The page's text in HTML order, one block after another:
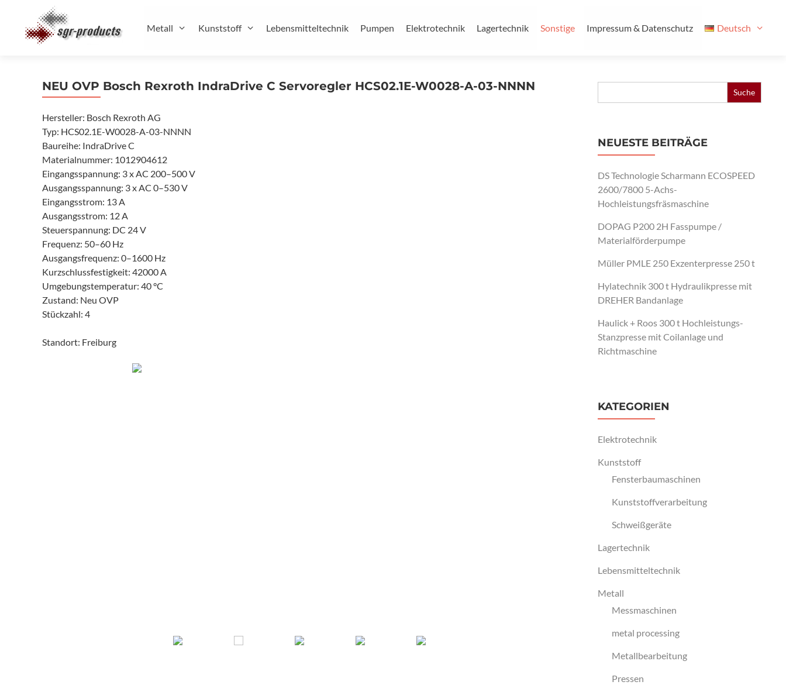
springen
Metall Kunststoff Lebensmitteltechnik Pumpen Elektrotechnik Lagertechnik Sonstige Impressum & Datenschutz Deutsch
NEU OVP Bosch Rexroth IndraDrive C Servoregler HCS02.1E-W0028-A-03-NNNN
Hersteller: Bosch Rexroth AG
Typ: HCS02.1E-W0028-A-03-NNNN
Baureihe: IndraDrive C
Materialnummer: 1012904612
Eingangsspannung: 3 x AC 200–500 V
Ausgangsspannung: 3 x AC 0–530 V
Eingangsstrom: 13 A
Ausgangsstrom: 12 A
Steuerspannung: DC 24 V
Frequenz: 50–60 Hz
Ausgangsfrequenz: 0–1600 Hz
Kurzschlussfestigkeit: 42000 A
Umgebungstemperatur: 40 °C
Zustand: Neu OVP
Stückzahl: 4
Standort: Freiburg
Search
NEUESTE BEITRÄGE
DS Technologie Scharmann ECOSPEED
2600/7800 5-Achs-
Hochleistungsfräsmaschine
DOPAG P200 2H Fasspumpe /
Materialförderpumpe
Müller PMLE 250 Exzenterpresse 250 t
Hylatechnik 300 t Hydraulikpresse mit
DREHER Bandanlage
Haulick + Roos 300 t Hochleistungs-
Stanzpresse mit Coilanlage und
Richtmaschine
KATEGORIEN
Elektrotechnik
Kunststoff
Fensterbaumaschinen
Kunststoffverarbeitung
Schweißgeräte
Lagertechnik
Lebensmitteltechnik
Metall
Messmaschinen
metal processing
Metallbearbeitung
Pressen